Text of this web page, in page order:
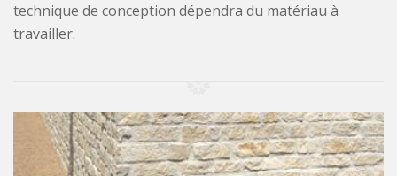
technique de conception dépendra du matériau à
travailler.